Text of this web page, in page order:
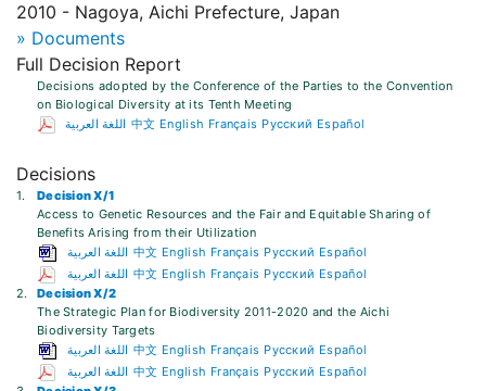
2010 - Nagoya, Aichi Prefecture, Japan
» Documents
Full Decision Report
Decisions adopted by the Conference of the Parties to the Convention
on Biological Diversity at its Tenth Meeting
اللغة العربية 中文 English Français Русский Español
Decisions
1.
Decision X/1
Access to Genetic Resources and the Fair and Equitable Sharing of
Benefits Arising from their Utilization
اللغة العربية 中文 English Français Русский Español
اللغة العربية 中文 English Français Русский Español
2.
Decision X/2
The Strategic Plan for Biodiversity 2011-2020 and the Aichi
Biodiversity Targets
اللغة العربية 中文 English Français Русский Español
اللغة العربية 中文 English Français Русский Español